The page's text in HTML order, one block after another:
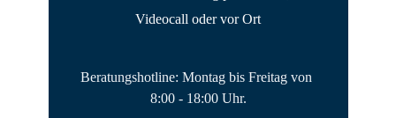
Videocall oder vor Ort
Beratungshotline: Montag bis Freitag von
8:00 - 18:00 Uhr.